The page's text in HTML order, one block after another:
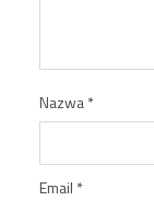
Nazwa*
Email *